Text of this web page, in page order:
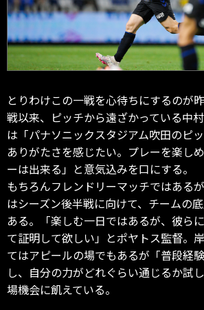
とりわけこの一戦を心待ちにするのが
戦以来、ピッチから遠ざかっている中
は「パナソニックスタジアム吹田のピ
ありがたさを感じたい。プレーを楽し
ーは出来る」と意気込みを口にする。
もちろんフレンドリーマッチではある
はシーズン後半戦に向けて、チームの
ある。「楽しむ一日ではあるが、彼ら
て証明して欲しい」とポヤトス監督。
てはアピールの場でもあるが「普段経
し、自分の力がどれぐらい通じるか試
場機会に飢えている。